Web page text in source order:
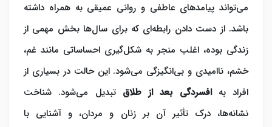
می‌تواند پیامدهای عاطفی و روانی عمیقی به همراه داشته
باشد. از دست دادن رابطه‌ای که برای سال‌ها بخش مهمی از
زندگی بوده، اغلب منجر به شکل‌گیری احساساتی مانند غم،
خشم، ناامیدی و بی‌انگیزگی می‌شود. این حالت در بسیاری از
افراد بهافسردگیبعد از طلاق تبدیل می‌شود. شناخت
نشانه‌ها، درک تأثیر آن بر زنان و مردان، و آشنایی با